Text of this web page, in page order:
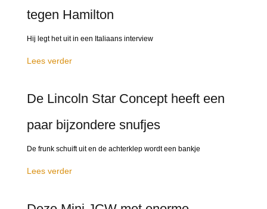
tegen Hamilton
Hij legt het uit in een Italiaans interview
Lees verder
De Lincoln Star Concept heeft een
paar bijzondere snufjes
De frunk schuift uit en de achterklep wordt een bankje
Lees verder